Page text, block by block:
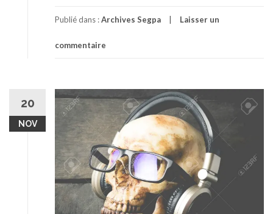
Publié dans :Archives Segpa Laisser un
commentaire
20
NOV